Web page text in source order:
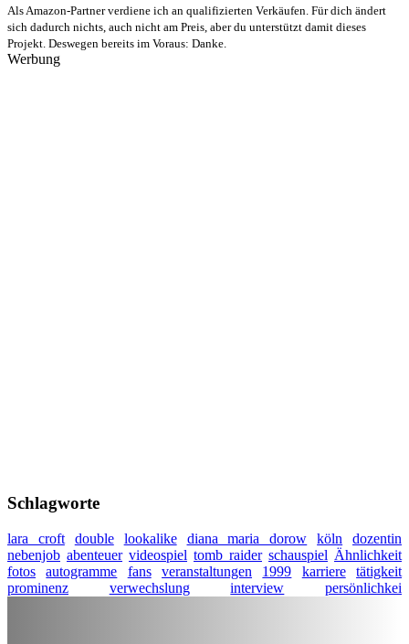
Als Amazon-Partner verdiene ich an qualifizierten Verkäufen. Für dich ändert
sich dadurch nichts, auch nicht am Preis, aber du unterstützt damit dieses
Projekt. Deswegen bereits im Voraus: Danke.
Werbung
Schlagworte
lara croft double lookalike diana maria dorow köln
dozentin
nebenjob abenteuer videospiel tomb raider schauspiel Ähnlichkeit
fotos
autogramme fans veranstaltungen 1999 karriere
tätigkeit
prominenz
verwechslung interview persönlichkei